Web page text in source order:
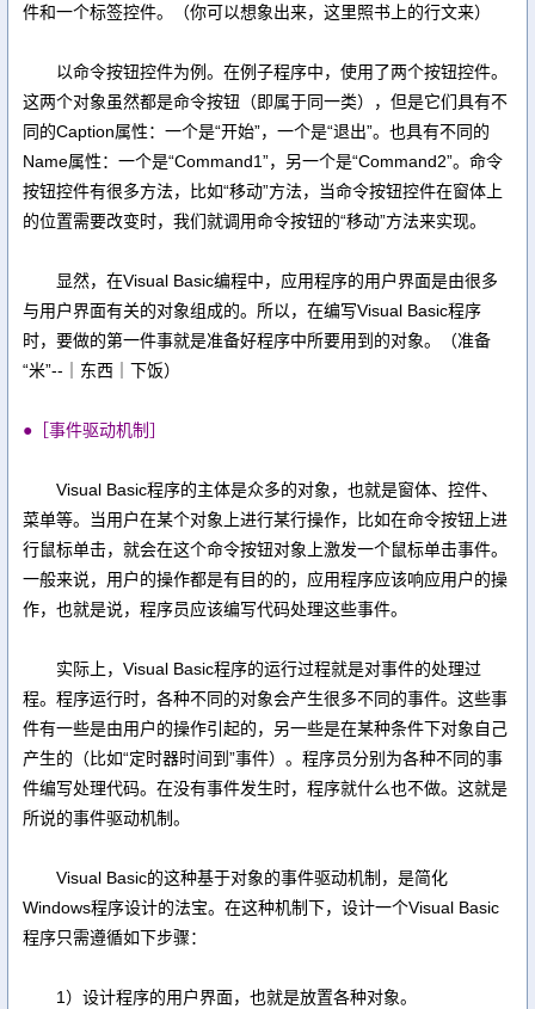
件和一个标签控件。（你可以想象出来，这里照书上的行文来）
以命令按钮控件为例。在例子程序中，使用了两个按钮控件。
这两个对象虽然都是命令按钮（即属于同一类），但是它们具有不
同的Caption属性：一个是“开始”，一个是“退出”。也具有不同的
Name属性：一个是“Command1”，另一个是“Command2”。命令
按钮控件有很多方法，比如“移动”方法，当命令按钮控件在窗体上
的位置需要改变时，我们就调用命令按钮的“移动”方法来实现。
显然，在Visual Basic编程中，应用程序的用户界面是由很多
与用户界面有关的对象组成的。所以，在编写Visual Basic程序
时，要做的第一件事就是准备好程序中所要用到的对象。（准备
“米”--｜东西｜下饭）
●［事件驱动机制］
Visual Basic程序的主体是众多的对象，也就是窗体、控件、
菜单等。当用户在某个对象上进行某行操作，比如在命令按钮上进
行鼠标单击，就会在这个命令按钮对象上激发一个鼠标单击事件。
一般来说，用户的操作都是有目的的，应用程序应该响应用户的操
作，也就是说，程序员应该编写代码处理这些事件。
实际上，Visual Basic程序的运行过程就是对事件的处理过
程。程序运行时，各种不同的对象会产生很多不同的事件。这些事
件有一些是由用户的操作引起的，另一些是在某种条件下对象自己
产生的（比如“定时器时间到”事件）。程序员分别为各种不同的事
件编写处理代码。在没有事件发生时，程序就什么也不做。这就是
所说的事件驱动机制。
Visual Basic的这种基于对象的事件驱动机制，是简化
Windows程序设计的法宝。在这种机制下，设计一个Visual Basic
程序只需遵循如下步骤：
1）设计程序的用户界面，也就是放置各种对象。